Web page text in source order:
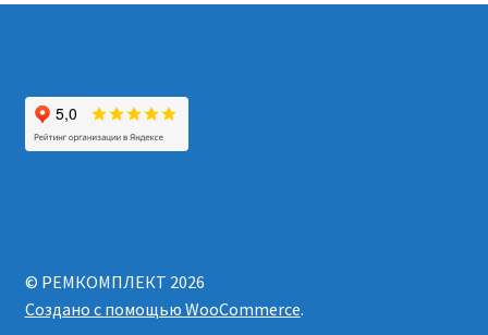
© РЕМКОМПЛЕКТ 2026
Создано с помощью WooCommerce.